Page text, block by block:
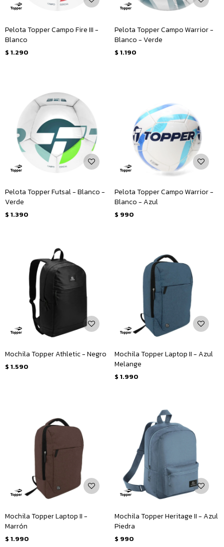
Pelota Topper Campo Fire III -
Blanco
$ 1.290
Pelota Topper Campo Warrior -
Blanco - Verde
$ 1.190
Pelota Topper Futsal - Blanco -
Verde
$ 1.390
Pelota Topper Campo Warrior -
Blanco - Azul
$ 990
Mochila Topper Athletic - Negro
$ 1.590
Mochila Topper Laptop II - Azul
Melange
$ 1.990
Mochila Topper Laptop II -
Marrón
$ 1.990
Mochila Topper Heritage II - Azul
Piedra
$ 990